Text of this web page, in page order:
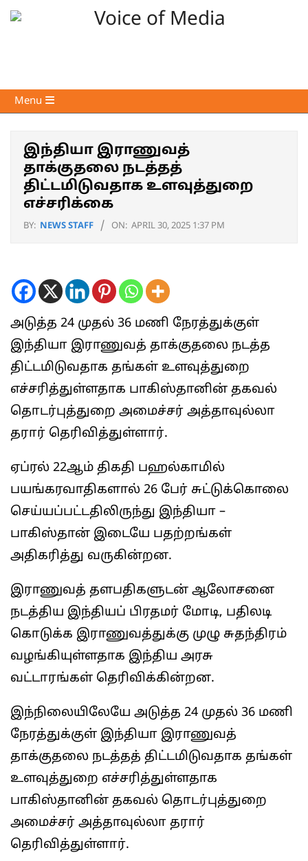
Skip
Voice
of
Primary
Navigation
Menu
இந்தியா இராணுவத்
தாக்குதலை நடத்தத்
திட்டமிடுவதாக உளவுத்துறை
எச்சரிக்கை
BY: NEWS STAFF ON: APRIL 30, 2025 1:37 PM
அடுத்த 24 முதல் 36 மணி நேரத்துக்குள்
இந்தியா இராணுவத் தாக்குதலை நடத்த
திட்டமிடுவதாக தங்கள் உளவுத்துறை
எச்சரித்துள்ளதாக பாகிஸ்தானின் தகவல்
தொடர்புத்துறை அமைச்சர் அத்தாவுல்லா
தரார் தெரிவித்துள்ளார்.
ஏப்ரல் 22ஆம் திகதி பஹல்காமில்
பயங்கரவாதிகளால் 26 பேர் சுட்டுக்கொலை
செய்யப்பட்டதிலிருந்து இந்தியா –
பாகிஸ்தான் இடையே பதற்றங்கள்
அதிகரித்து வருகின்றன.
இராணுவத் தளபதிகளுடன் ஆலோசனை
நடத்திய இந்தியப் பிரதமர் மோடி, பதிலடி
கொடுக்க இராணுவத்துக்கு முழு சுதந்திரம்
வழங்கியுள்ளதாக இந்திய அரசு
வட்டாரங்கள் தெரிவிக்கின்றன.
இந்நிலையிலேயே அடுத்த 24 முதல் 36 மணி
நேரத்துக்குள் இந்தியா இராணுவத்
தாக்குதலை நடத்தத் திட்டமிடுவதாக தங்கள்
உளவுத்துறை எச்சரித்துள்ளதாக
பாகிஸ்தானின் தகவல் தொடர்புத்துறை
அமைச்சர் அத்தாவுல்லா தரார்
தெரிவித்துள்ளார்.